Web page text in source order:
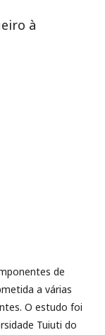
à
de
a várias
O estudo foi
Tuiuti do